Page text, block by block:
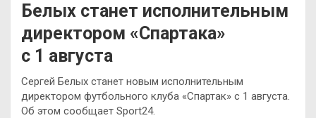
Белых станет исполнительным
директором «Спартака»
с 1 августа
Сергей Белых станет новым исполнительным
директором футбольного клуба «Спартак» с 1 августа.
Об этом сообщает Sport24.